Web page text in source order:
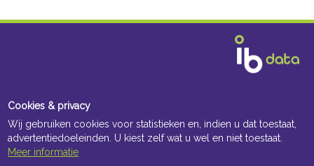
Cookies & privacy
Wij gebruiken cookies voor statistieken en, indien u dat toestaat,
advertentiedoeleinden. U kiest zelf wat u wel en niet toestaat.
Meer informatie